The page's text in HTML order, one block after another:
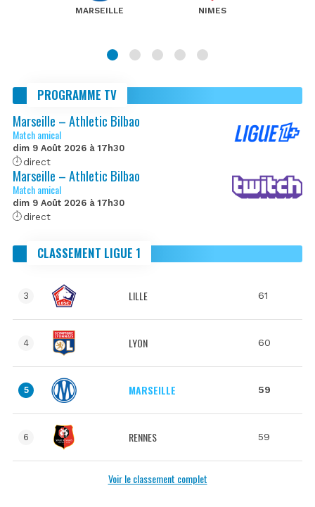
MARSEILLE NIMES
PROGRAMME TV
Marseille – Athletic Bilbao
Match amical
dim 9 Août 2026 à 17h30
direct
Marseille – Athletic Bilbao
Match amical
dim 9 Août 2026 à 17h30
direct
CLASSEMENT LIGUE 1
3 LILLE 61
4 LYON 60
5 MARSEILLE 59
6 RENNES 59
Voir le classement complet